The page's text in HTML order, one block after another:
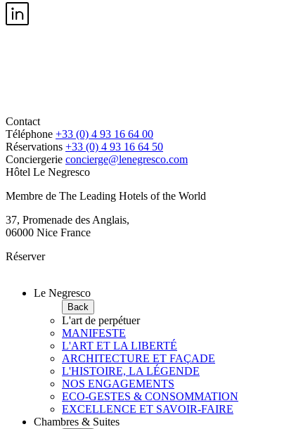
Contact
Téléphone +33 (0) 4 93 16 64 00
Réservations +33 (0) 4 93 16 64 50
Conciergerie concierge@lenegresco.com
Hôtel Le Negresco
Membre de The Leading Hotels of the World
37, Promenade des Anglais,
06000 Nice France
Réserver
Le Negresco
Back
L'art de perpétuer
MANIFESTE
L'ART ET LA LIBERTÉ
ARCHITECTURE ET FAÇADE
L'HISTOIRE, LA LÉGENDE
NOS ENGAGEMENTS
ECO-GESTES & CONSOMMATION
EXCELLENCE ET SAVOIR-FAIRE
Chambres & Suites